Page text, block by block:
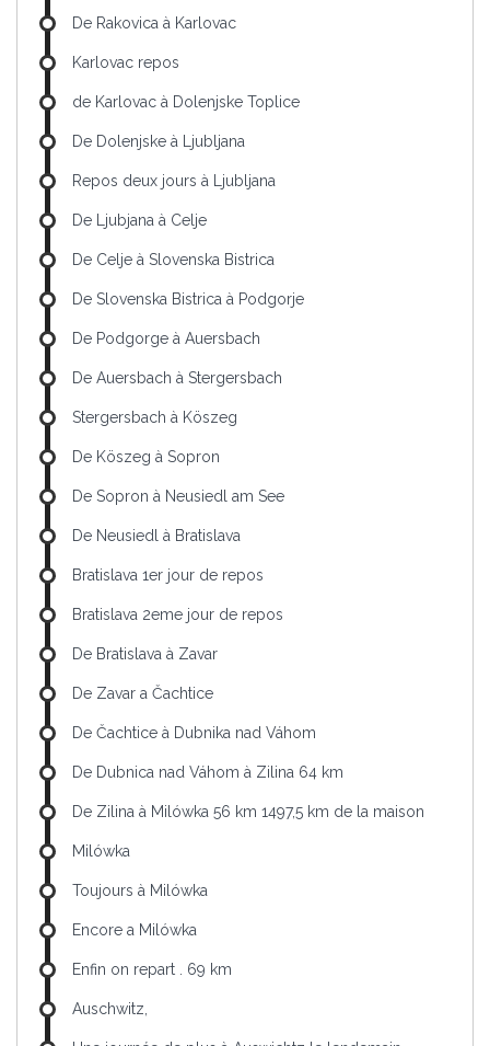
De Rakovica à Karlovac
Karlovac repos
de Karlovac à Dolenjske Toplice
De Dolenjske à Ljubljana
Repos deux jours à Ljubljana
De Ljubjana à Celje
De Celje à Slovenska Bistrica
De Slovenska Bistrica à Podgorje
De Podgorge à Auersbach
De Auersbach à Stergersbach
Stergersbach à Köszeg
De Köszeg à Sopron
De Sopron à Neusiedl am See
De Neusiedl à Bratislava
Bratislava 1er jour de repos
Bratislava 2eme jour de repos
De Bratislava à Zavar
De Zavar a Čachtice
De Čachtice à Dubnika nad Váhom
De Dubnica nad Váhom à Zilina 64 km
De Zilina à Milówka 56 km 1497,5 km de la maison
Milówka
Toujours à Milówka
Encore a Milówka
Enfin on repart . 69 km
Auschwitz,